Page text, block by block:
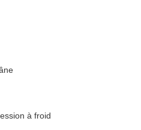
à froid